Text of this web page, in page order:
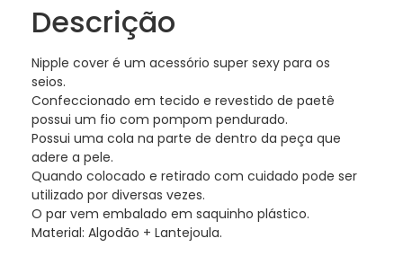
Descrição
Nipple cover é um acessório super sexy para os
seios.
Confeccionado em tecido e revestido de paetê
possui um fio com pompom pendurado.
Possui uma cola na parte de dentro da peça que
adere a pele.
Quando colocado e retirado com cuidado pode ser
utilizado por diversas vezes.
O par vem embalado em saquinho plástico.
Material: Algodão + Lantejoula.